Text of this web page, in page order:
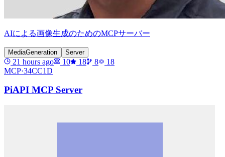
AIによる画像生成のためのMCPサーバー
MediaGeneration Server
21 hours ago 10 18 8
18
MCP·34CC1D
PiAPI MCP Server